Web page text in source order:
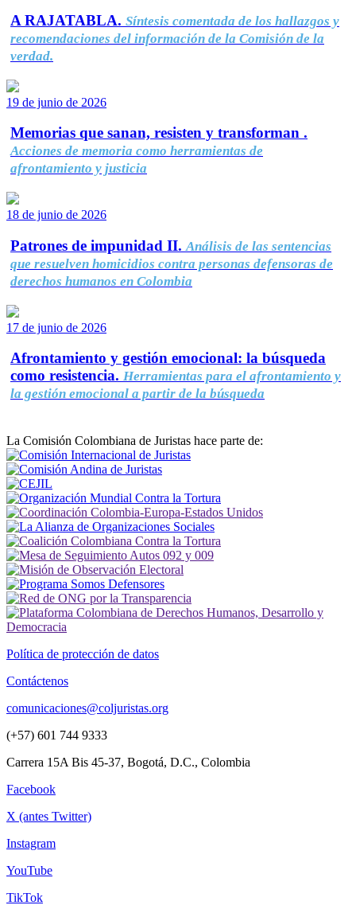
A RAJATABLA. Síntesis comentada de los hallazgos y
recomendaciones del información de la Comisión de la
verdad.
19 de junio de 2026
Memorias que sanan, resisten y transforman .
Acciones de memoria como herramientas de
afrontamiento y justicia
18 de junio de 2026
Patrones de impunidad II. Análisis de las sentencias
que resuelven homicidios contra personas defensoras de
derechos humanos en Colombia
17 de junio de 2026
Afrontamiento y gestión emocional: la búsqueda
como resistencia. Herramientas para el afrontamiento y
la gestión emocional a partir de la búsqueda
La Comisión Colombiana de Juristas hace parte de:
Política de protección de datos
Contáctenos
comunicaciones@coljuristas.org
(+57) 601 744 9333
Carrera 15A Bis 45-37, Bogotá, D.C., Colombia
Facebook
X (antes Twitter)
Instagram
YouTube
TikTok